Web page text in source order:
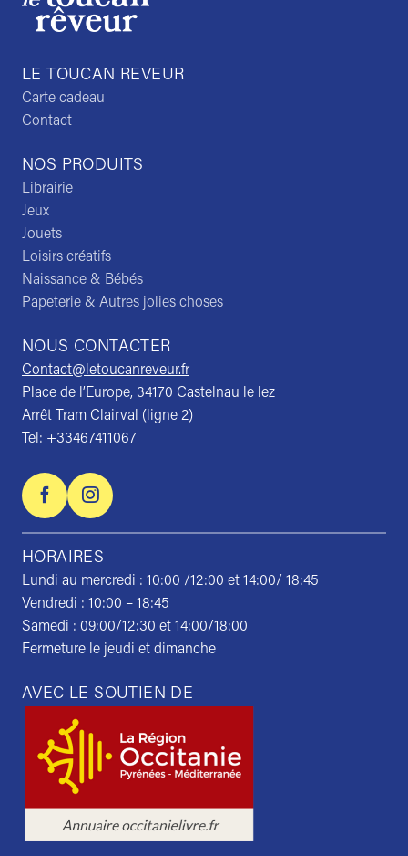
NOS PRODUITS
Librairie
Jeux
Jouets
Loisirs créatifs
Naissance & Bébés
Papeterie & Autres jolies choses
NOUS CONTACTER
Contact@letoucanreveur.fr
Place de l’Europe, 34170 Castelnau le lez
Arrêt Tram Clairval (ligne 2)
Tel: +33467411067
HORAIRES
Lundi au mercredi : 10:00 /12:00 et 14:00/ 18:45
Vendredi : 10:00 – 18:45
Samedi : 09:00/12:30 et 14:00/18:00
Fermeture le jeudi et dimanche
LE TOUCAN REVEUR
Carte cadeau
Contact
AVEC LE SOUTIEN DE